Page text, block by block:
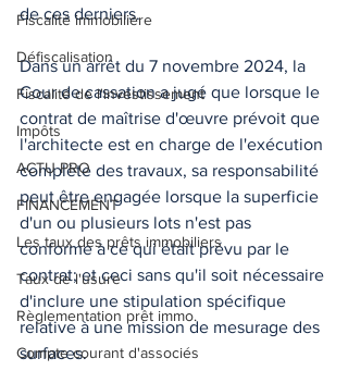
Fiscalité immobilière
Défiscalisation
Fiscalité de l'investissement
Impôts
ACTU PRO
FINANCEMENT
Les taux des prêts immobiliers
Taux de l'usure
Règlementation prêt immo.
Compte courant d'associés
de ces derniers.
Dans un arrêt du 7 novembre 2024, la
Cour de cassation a jugé que lorsque le
contrat de maîtrise d'œuvre prévoit que
l'architecte est en charge de l'exécution
complète des travaux, sa responsabilité
peut être engagée lorsque la superficie
d'un ou plusieurs lots n'est pas
conforme à ce qui était prévu par le
contrat; et ceci sans qu'il soit nécessaire
d'inclure une stipulation spécifique
relative à une mission de mesurage des
surfaces.